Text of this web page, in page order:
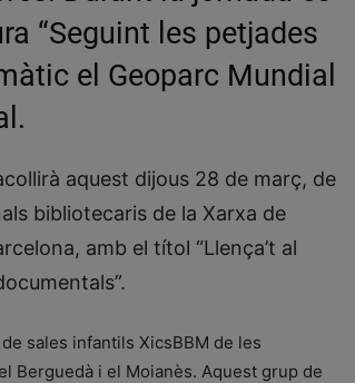
“Seguint les petjades
el Geoparc Mundial
aquest dijous 28 de març, de
bibliotecaris de la Xarxa de
amb el títol “Llença’t al
sales infantils XicsBBM de les
Berguedà i el Moianès. Aquest grup de